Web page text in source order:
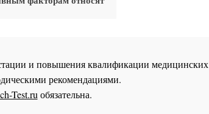
и повышения квалификации
рекомендациями.
Test.ruобязательна.